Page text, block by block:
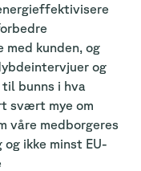
med kunden, og
og
bunns i hva
svært mye om
våre medborgeres
ikke minst EU-